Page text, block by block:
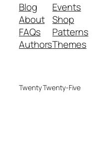
Blog
About
FAQs
Authors
Events
Shop
Patterns
Themes
Twenty Twenty-Five